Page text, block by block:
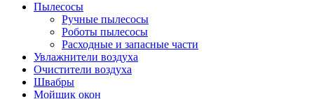
Пылесосы
Ручные пылесосы
Роботы пылесосы
Расходные и запасные части
Увлажнители воздуха
Очистители воздуха
Швабры
Мойщик окон